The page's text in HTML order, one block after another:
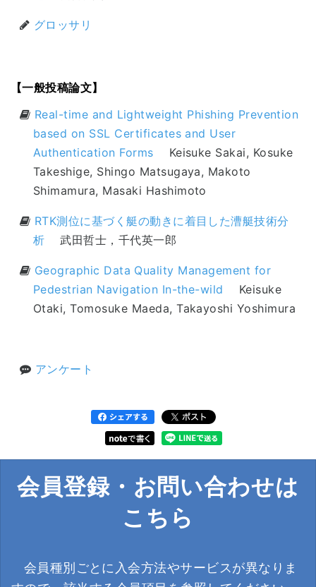
グロッサリ
【一般投稿論文】
Real-time and Lightweight Phishing Prevention
based on SSL Certificates and User
Authentication Forms Keisuke Sakai, Kosuke
Takeshige, Shingo Matsugaya, Makoto
Shimamura, Masaki Hashimoto
RTK測位に基づく艇の動きに着目した漕艇技術分
析 武田哲士，千代英一郎
Geographic Data Quality Management for
Pedestrian Navigation In-the-wild Keisuke
Otaki, Tomosuke Maeda, Takayoshi Yoshimura
アンケート
会員登録・お問い合わせは
こちら
会員種別ごとに入会方法やサービスが異なりま